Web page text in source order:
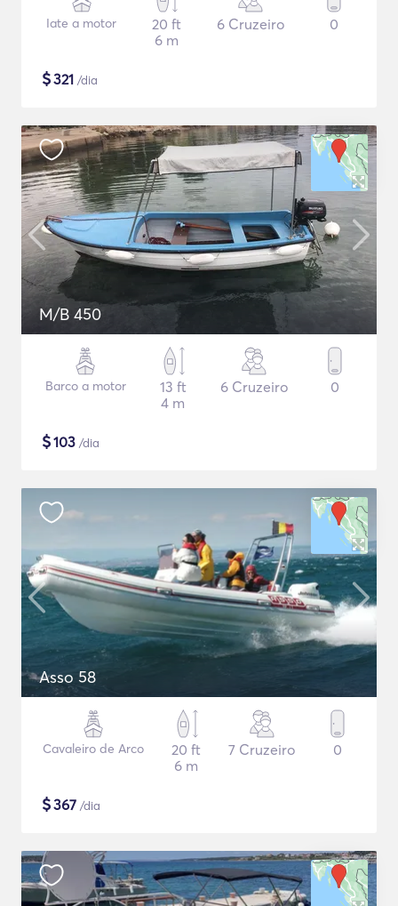
Iate a motor
20 ft
6 m
6 Cruzeiro 0
$321 /dia
M/B 450
Barco a motor
13 ft
4 m
6 Cruzeiro 0
$103 /dia
Asso 58
Cavaleiro de Arco
20 ft
6 m
7 Cruzeiro 0
$367 /dia